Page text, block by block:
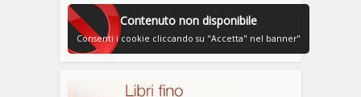
Contenuto non disponibile
Consenti i cookie cliccando su "Accetta" nel banner"